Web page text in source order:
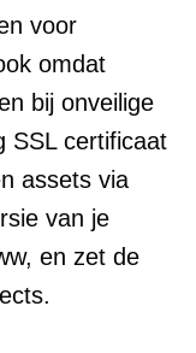
voor
omdat
bij onveilige
SSL certificaat
assets via
van je
en zet de